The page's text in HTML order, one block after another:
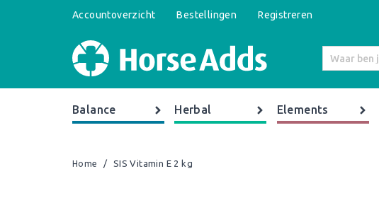
Accountoverzicht Bestellingen Registreren
Balance Herbal Elements
Home / SIS Vitamin E 2 kg